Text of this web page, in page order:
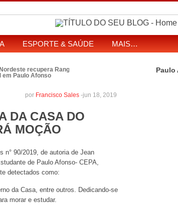
ESPORTE & SAÚDE MAIS…
recupera Range Rover com restrição por
em Paulo Afonso
Paulo
jun 18, 2019
por Francisco Sales -
DA CASA DO
MOÇÃO
n° 90/2019, de autoria de Jean
de Paulo Afonso- CEPA,
detectados como:
da Casa, entre outros. Dedicando-se
morar e estudar.